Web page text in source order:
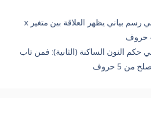
كلمة السر هي رسم بياني يظهر العلاقة بين متغير x
حكم النون الساكنة (الثانية): فمن تاب
5 حروف